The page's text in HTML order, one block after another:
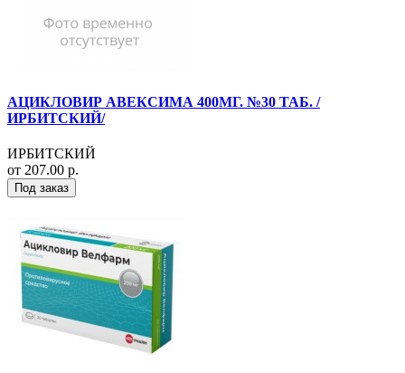
АЦИКЛОВИР АВЕКСИМА 400МГ. №30 ТАБ. /
ИРБИТСКИЙ/
ИРБИТСКИЙ
от 207.00 р.
Под заказ